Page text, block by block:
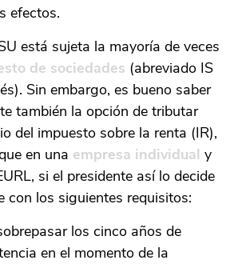
efectos.
está sujeta la mayoría de veces
de sociedades (abreviado IS
Sin embargo, es bueno saber
también la opción de tributar
del impuesto sobre la renta (IR),
en una empresa individual y
si el presidente así lo decide
con los siguientes requisitos:
los cinco años de
en el momento de la